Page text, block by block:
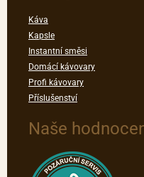
Káva
Kapsle
Instantní směsi
Domácí kávovary
Profi kávovary
Příslušenství
Naše